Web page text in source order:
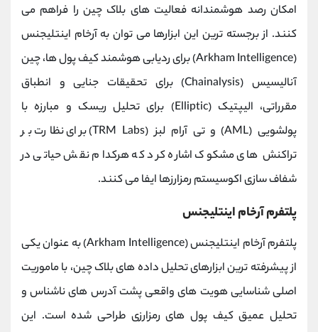
امکان رصد هوشمندانه فعالیت ‌های بلاک ‌چین را فراهم می
کنند. از برجسته ‌ترین این ابزارها می ‌توان به آرخام اینتلیجنس
(Arkham Intelligence) برای ردیابی هوشمند کیف پول ‌ها، چین‌
آنالیسیس (Chainalysis) برای تحقیقات جنایی و انطباق
مقرراتی، الیپتیک (Elliptic) برای تحلیل ریسک و مبارزه با
پولشویی (AML) و تی‌ آرام لبز (TRM Labs) برای نظارت بر
تراکنش‌ های مشکوک اشاره کرد که هرکدام نقش حیاتی در
شفاف‌ سازی اکوسیستم رمزارزها ایفا می کنند.
پلتفرم آرخام اینتلیجنس
پلتفرم آرخام اینتلیجنس (Arkham Intelligence) به عنوان یکی
از پیشرفته ‌ترین ابزارهای تحلیل داده‌ های بلاک‌ چین، با ماموریت
اصلی شناسایی هویت ‌های واقعی پشت آدرس‌ های ناشناس و
تحلیل عمیق کیف پول ‌های رمزارزی طراحی شده است. این